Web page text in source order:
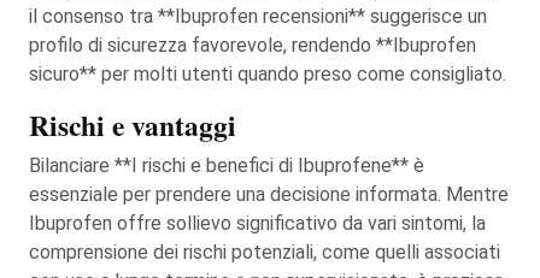
il consenso tra **Ibuprofen recensioni** suggerisce un
profilo di sicurezza favorevole, rendendo **Ibuprofen
sicuro** per molti utenti quando preso come consigliato.
Rischi e vantaggi
Bilanciare **I rischi e benefici di Ibuprofene** è
essenziale per prendere una decisione informata. Mentre
Ibuprofen offre sollievo significativo da vari sintomi, la
comprensione dei rischi potenziali, come quelli associati